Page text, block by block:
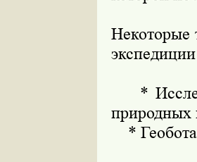
Некоторые
*
природных
*